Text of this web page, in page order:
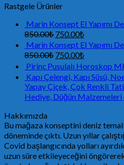
Rastgele Ürünler
Marin Konsept El Yapımı
850.00₺ 750.00₺
Marin Konsept El Yapımı
850.00₺ 750.00₺
Pirinç Pusulalı Horoskop
Kapı Çelengi, Kapı Süsü,
Yapay Çiçek, Çok Renkli
Hediye, Düğün Malzemeleri
Hakkımızda
Bu mağaza konseptini deniz
döneminde çıktı. Uzun yıllar
Covid başlangıcında yolları
uzun süre etkileyeceğini